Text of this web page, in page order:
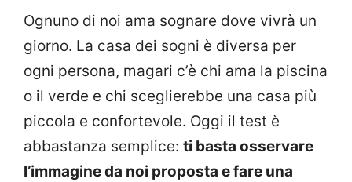
Ognuno di noi ama sognare dove vivrà un
giorno. La casa dei sogni è diversa per
ogni persona, magari c’è chi ama la piscina
o il verde e chi sceglierebbe una casa più
piccola e confortevole. Oggi il test è
abbastanza semplice: ti basta osservare
l’immagine da noi proposta e fare una